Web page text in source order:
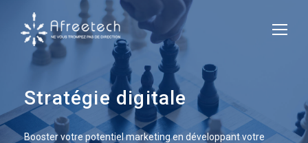
Stratégie digitale
Booster votre potentiel marketing en développant votre